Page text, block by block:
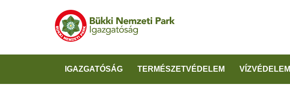
IGAZGATÓSÁG TERMÉSZETVÉDELEM VÍZVÉDELEM